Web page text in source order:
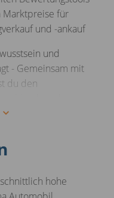
für
und -ankauf
und
- Gemeinsam mit
du den
die
stetig
im
hohe